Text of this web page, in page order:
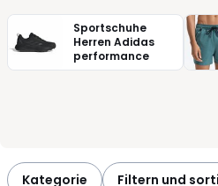
Sportschuhe
Herren Adidas
performance
Kategorie Filtern und